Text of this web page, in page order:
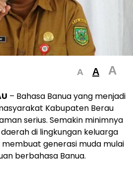
A A A
– Bahasa Banua yang menjadi
Kabupaten Berau
serius. Semakin minimnya
di lingkungan keluarga
generasi muda mulai
berbahasa Banua.